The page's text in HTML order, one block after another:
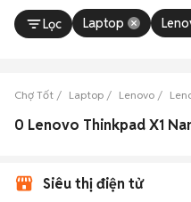
Lọc Laptop
Chợ Tốt Laptop Lenovo
0 Lenovo Thinkpad X1
Siêu thị điện tử